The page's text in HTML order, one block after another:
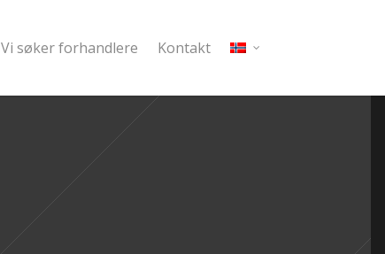
Vi søker forhandlere Kontakt